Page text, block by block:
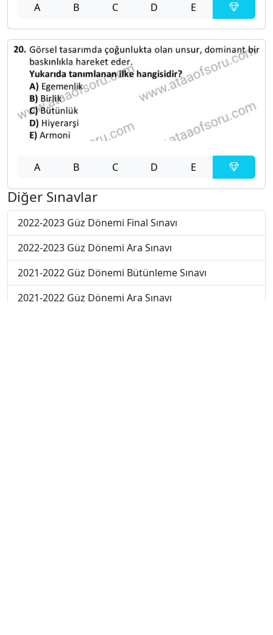
A B C D E
A B C D E
Diğer Sınavlar
2022-2023 Güz Dönemi Final Sınavı
2022-2023 Güz Dönemi Ara Sınavı
2021-2022 Güz Dönemi Bütünleme Sınavı
2021-2022 Güz Dönemi Ara Sınavı